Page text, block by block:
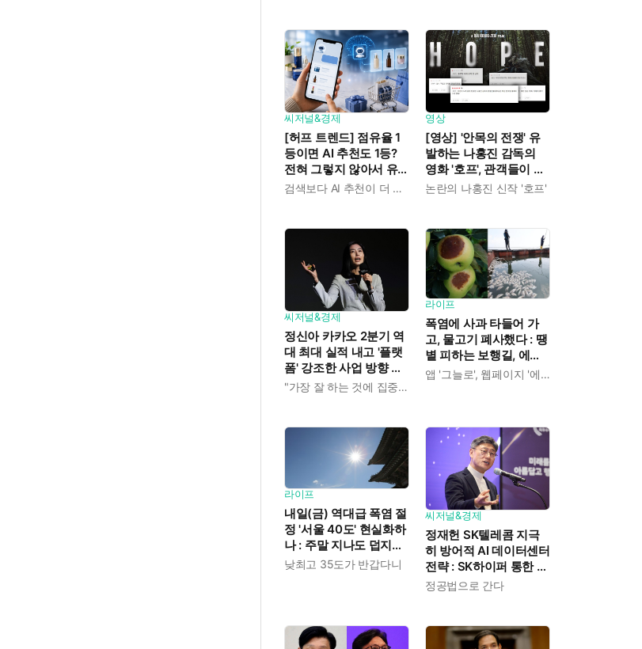
씨저널&경제
[허프 트렌드] 점유율 1
등이면 AI 추천도 1등?
전혀 그렇지 않아서 유
통업계가 '생성형 엔진 검색보다 AI 추천이 더 중요해졌다
영상
[영상] '안목의 전쟁' 유
발하는 나홍진 감독의
영화 '호프', 관객들이 논
쟁하는 이유 뭘까?
논란의 나홍진 신작 '호프'
씨저널&경제
정신아 카카오 2분기 역
대 최대 실적 내고 '플랫
폼' 강조한 사업 방향 발
표 : "쿠팡이츠 들여오고"가장 잘 하는 것에 집중하겠다"
라이프
폭염에 사과 타들어 가
고, 물고기 폐사했다 : 땡
볕 피하는 보행길, 에어
컨 정거장 찾아 '대피'
앱 '그늘로', 웹페이지 '에어컨 정거장'
라이프
내일(금) 역대급 폭염 절
정 '서울 40도' 현실화하
나 : 주말 지나도 덥지만
'최고 35도'로 수그러든
낮최고 35도가 반갑다니
씨저널&경제
정재헌 SK텔레콤 지극
히 방어적 AI 데이터센터
전략 : SK하이퍼 통한 리
스크 분산에 "가져갈 수
정공법으로 간다